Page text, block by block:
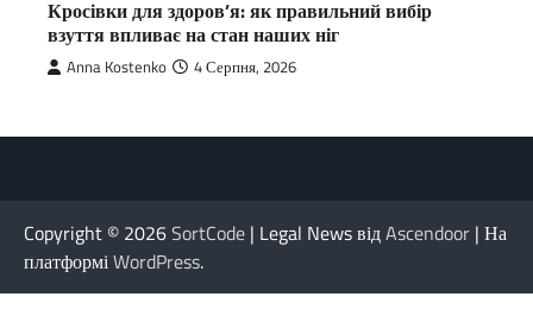
Кросівки для здоров’я: як правильний вибір
взуття впливає на стан наших ніг
Anna Kostenko 4 Серпня, 2026
Copyright © 2026SortCode | Legal News відAscendoor | На
платформіWordPress.